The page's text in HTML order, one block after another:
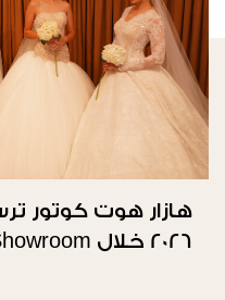
هازار هوت كوتور